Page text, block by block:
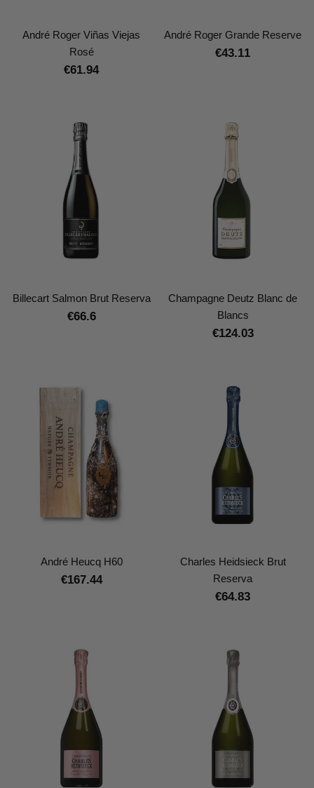
André Roger Viñas Viejas
Rosé
€61.94
André Roger Grande Reserve
€43.11
Billecart Salmon Brut Reserva
€66.6
Champagne Deutz Blanc de
Blancs
€124.03
André Heucq H60
€167.44
Charles Heidsieck Brut
Reserva
€64.83